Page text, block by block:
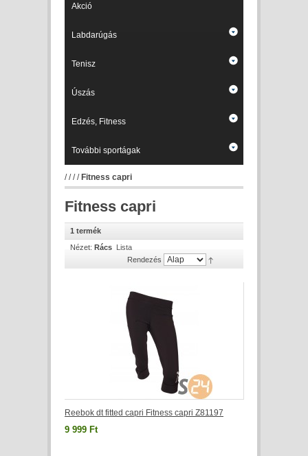
Akció
Labdarúgás
Tenisz
Úszás
Edzés, Fitness
További sportágak
//// Fitness capri
Fitness capri
1 termék
Nézet: Rács Lista
Rendezés
Reebok dt fitted capri Fitness capri Z81197
9 999 Ft